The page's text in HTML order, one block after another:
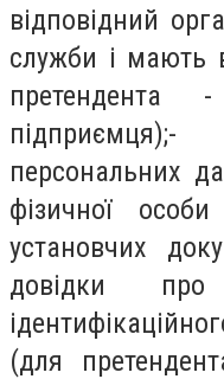
відповідний
служби і мають
персональних
фізичної
установчих
довідки
(для